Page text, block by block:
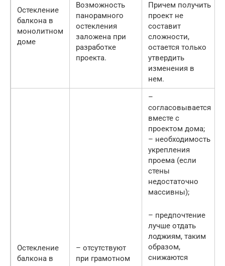
Остекление
балкона в
монолитном
доме
Возможность
панорамного
остекления
заложена при
разработке
проекта.
Причем получить
проект не
составит
сложности,
остается только
утвердить
изменения в
нем.
Остекление
балкона в
– отсутствуют
при грамотном
–
согласовывается
вместе с
проектом дома;
– необходимость
укрепления
проема (если
стены
недостаточно
массивны);
– предпочтение
лучше отдать
лоджиям, таким
образом,
снижаются